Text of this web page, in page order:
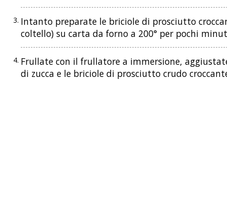
Intanto preparate le briciole di prosciutto
coltello) su carta da forno a 200° per pochi
Frullate con il frullatore a immersione,
di zucca e le briciole di prosciutto crudo